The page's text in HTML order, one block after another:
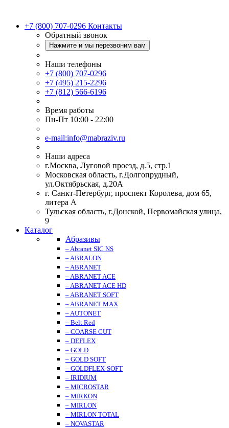
+7 (800) 707-0296 Контакты
Обратный звонок
Нажмите и мы перезвоним вам
Наши телефоны
+7 (800) 707-0296
+7 (495) 215-2296
+7 (812) 566-6196
Время работы
Пн-Пт 10:00 - 22:00
e-mail:info@mabraziv.ru
Наши адреса
г.Москва, Луговой проезд, д.5, стр.1
Московская область, г.Долгопрудный,
ул.Октябрьская, д.20А
г. Санкт-Петербург, проспект Королева, дом 65,
литера А
Тульская область, г.Донской, Первомайская улица,
9
Каталог
Абразивы
– Abranet SIC NS
– ABRALON
– ABRANET
– ABRANET ACE
– ABRANET ACE HD
– ABRANET SOFT
– ABRANET MAX
– AUTONET
– Belt Red
– COARSE CUT
– DEFLEX
– GOLD
– GOLD SOFT
– GOLDFLEX-SOFT
– IRIDIUM
– MICROSTAR
– MIRKON
– MIRLON
– MIRLON TOTAL
– NOVASTAR